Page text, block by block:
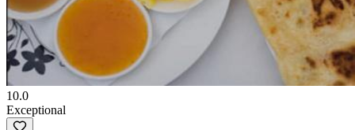
10.0
Exceptional